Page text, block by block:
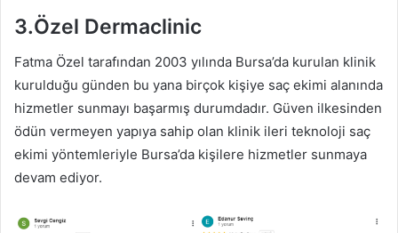
3.Özel Dermaclinic
Fatma Özel tarafından 2003 yılında Bursa’da kurulan klinik
kurulduğu günden bu yana birçok kişiye saç ekimi alanında
hizmetler sunmayı başarmış durumdadır. Güven ilkesinden
ödün vermeyen yapıya sahip olan klinik ileri teknoloji saç
ekimi yöntemleriyle Bursa’da kişilere hizmetler sunmaya
devam ediyor.